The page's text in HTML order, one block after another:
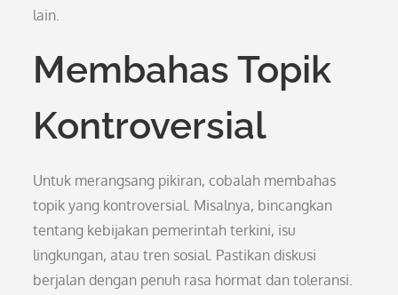
lain.
Membahas Topik
Kontroversial
Untuk merangsang pikiran, cobalah membahas
topik yang kontroversial. Misalnya, bincangkan
tentang kebijakan pemerintah terkini, isu
lingkungan, atau tren sosial. Pastikan diskusi
berjalan dengan penuh rasa hormat dan toleransi.